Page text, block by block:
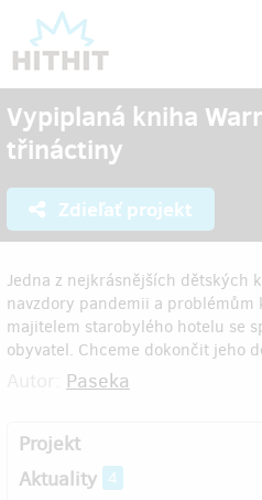
Vypiplaná kniha
třináctiny
Zdieľať projekt
Jedna z nejkrásnějších dětských
navzdory pandemii a
majitelem starobylého hotelu se
obyvatel. Chceme dokončit jeho
Paseka
Projekt
Aktuality 4